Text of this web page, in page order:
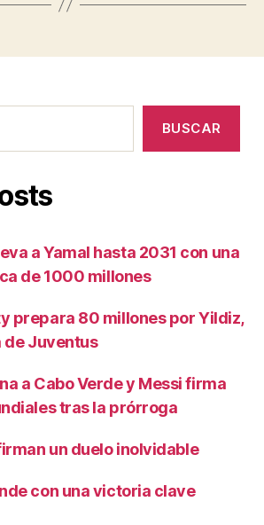
BUSCAR
a Yamal hasta 2031 con una
de 1000 millones
prepara 80 millones por Yildiz,
de Juventus
a Cabo Verde y Messi firma
tras la prórroga
un duelo inolvidable
con una victoria clave